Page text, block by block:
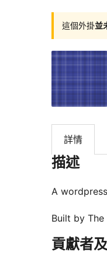
掛
這個外掛並
詳情
描述
A
Built by
貢獻者